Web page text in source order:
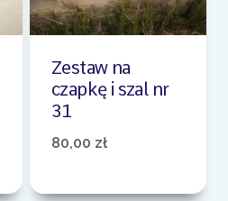
Zestaw na
czapkę i szal nr
31
80,00 zł